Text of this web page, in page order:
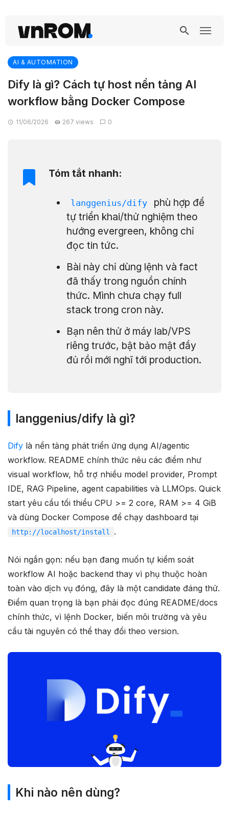
AI & AUTOMATION
Dify là gì? Cách tự host nền tảng AI
workflow bằng Docker Compose
11/06/2026 267 views 0
Tóm tắt nhanh:
langgenius/dify
phù hợp để
tự triển khai/thử nghiệm theo
hướng evergreen, không chỉ
đọc tin tức.
Bài này chỉ dùng lệnh và fact
đã thấy trong nguồn chính
thức. Mình chưa chạy full
stack trong cron này.
Bạn nên thử ở máy lab/VPS
riêng trước, bật bảo mật đầy
đủ rồi mới nghĩ tới production.
langgenius/dify là gì?
Dify là nền tảng phát triển ứng dụng AI/agentic
workflow. README chính thức nêu các điểm như
visual workflow, hỗ trợ nhiều model provider, Prompt
IDE, RAG Pipeline, agent capabilities và LLMOps. Quick
start yêu cầu tối thiểu CPU >= 2 core, RAM >= 4 GiB
và dùng Docker Compose để chạy dashboard tại
http://localhost/install .
Nói ngắn gọn: nếu bạn đang muốn tự kiểm soát
workflow AI hoặc backend thay vì phụ thuộc hoàn
toàn vào dịch vụ đóng, đây là một candidate đáng thử.
Điểm quan trọng là bạn phải đọc đúng README/docs
chính thức, vì lệnh Docker, biến môi trường và yêu
cầu tài nguyên có thể thay đổi theo version.
Khi nào nên dùng?